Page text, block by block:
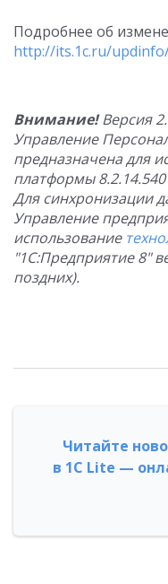
Подробнее об
http://its.1c.ru/
Внимание!Версия
Управление
предназначена для
платформы
Для синхронизации
Управление
использование
"1С:Предприятие 8"
поздних).
Читайте
в 1С Lite —